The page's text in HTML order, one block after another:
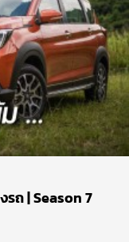
ถ | Season 7